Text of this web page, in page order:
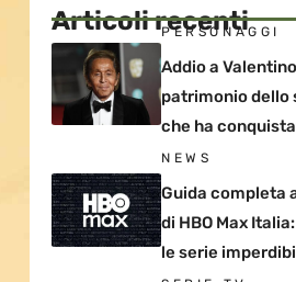
Articoli recenti
PERSONAGGI
Addio a
patrimonio
che ha
NEWS
Guida completa
di HBO Max
le serie